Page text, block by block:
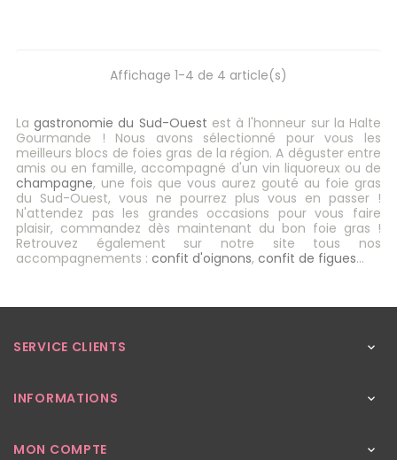
Affichage 1-4 de 4 article(s)
Lagastronomie du Sud-Ouest est à l'honneur sur la Halte
Gourmande ! Nous avons sélectionné pour vous les
meilleurs blocs de foies gras de la région. A déguster entre
amis ou en famille, accompagné d'un vin liquoreux ou de
champagne, une fois que vous aurez gouté au foie gras
du Sud-Ouest, vous ne pourrez plus vous en passer !
N'attendez pas les grandes occasions pour vous faire
plaisir, commandez dès maintenant du bon foie gras !
Retrouvez également sur notre site tous nos
accompagnements : confit d'oignons, confit de figues…
SERVICE CLIENTS 
INFORMATIONS 
MON COMPTE 